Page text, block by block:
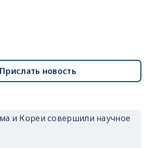
Прислать новость
и Кореи совершили научное